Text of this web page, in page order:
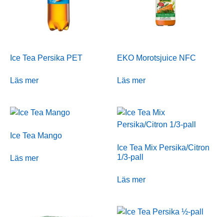
Ice Tea Persika PET
Läs mer
EKO Morotsjuice NFC
Läs mer
Ice Tea Mango
Läs mer
Ice Tea Mix Persika/Citron
1/3-pall
Läs mer